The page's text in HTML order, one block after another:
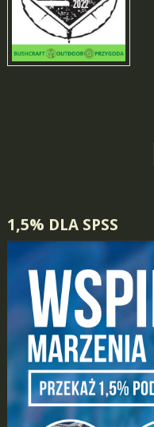
1,5% DLA SPSS